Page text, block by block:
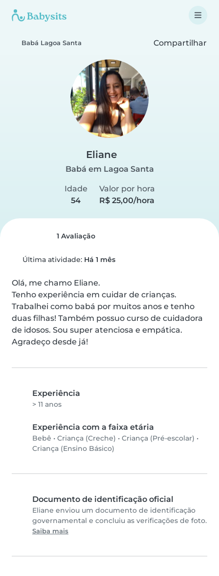
Babá Lagoa Santa Compartilhar
Eliane
Babá em Lagoa Santa
Idade
54
Valor por hora
R$ 25,00/hora
1 Avaliação
Última atividade: Há 1 mês
Olá, me chamo Eliane.
Tenho experiência em cuidar de crianças.
Trabalhei como babá por muitos anos e tenho
duas filhas! Também possuo curso de cuidadora
de idosos. Sou super atenciosa e empática.
Agradeço desde já!
Experiência
> 11 anos
Experiência com a faixa etária
Bebê • Criança (Creche) • Criança (Pré-escolar) •
Criança (Ensino Básico)
Documento de identificação oficial
Eliane enviou um documento de identificação
governamental e concluiu as verificações de foto.
Saiba mais